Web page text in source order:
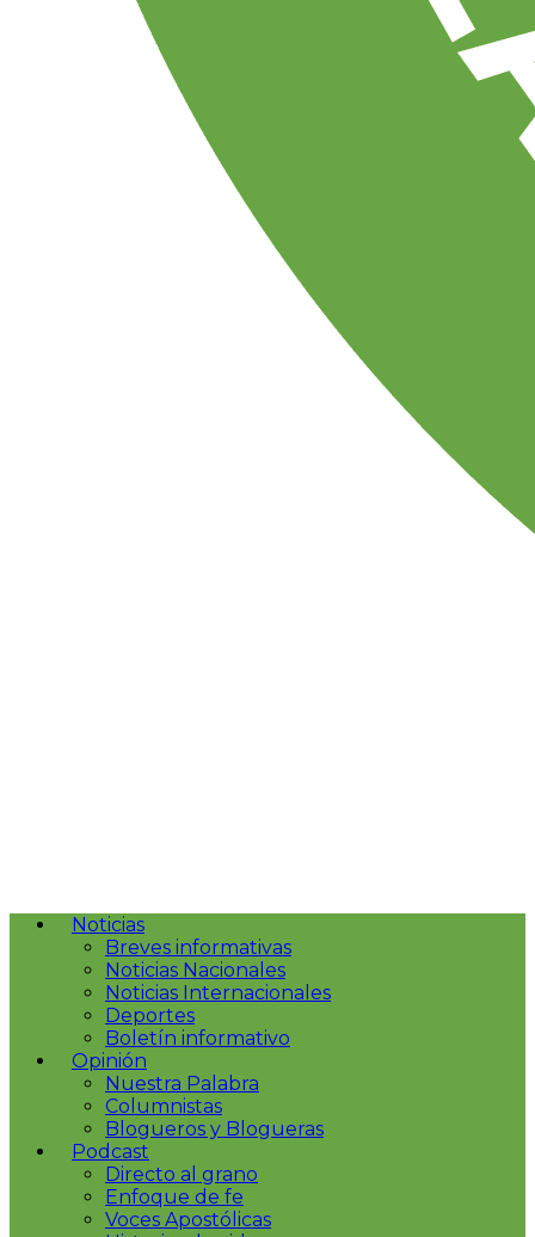
Noticias
Breves informativas
Noticias Nacionales
Noticias Internacionales
Deportes
Boletín informativo
Opinión
Nuestra Palabra
Columnistas
Blogueros y Blogueras
Podcast
Directo al grano
Enfoque de fe
Voces Apostólicas